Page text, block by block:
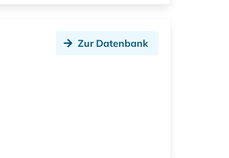
Zur Datenbank